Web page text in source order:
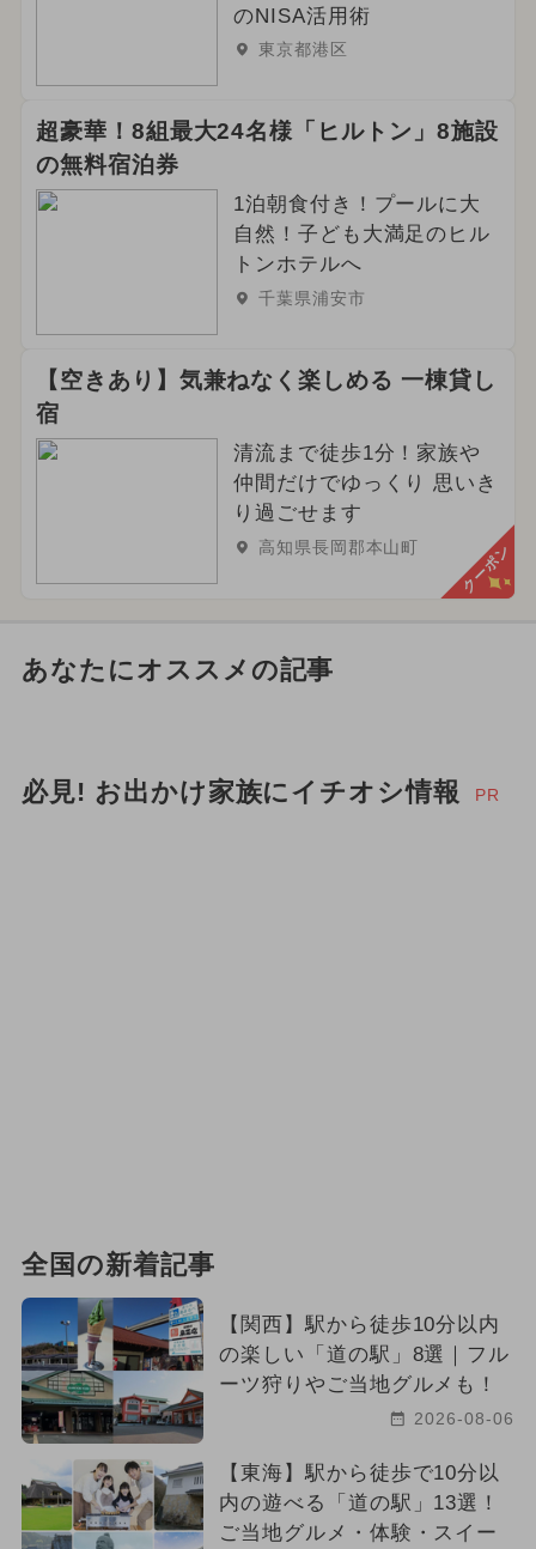
のNISA活用術
東京都港区
超豪華！8組最大24名様「ヒルトン」8施設
の無料宿泊券
1泊朝食付き！プールに大
自然！子ども大満足のヒル
トンホテルへ
千葉県浦安市
【空きあり】気兼ねなく楽しめる 一棟貸し
宿
清流まで徒歩1分！家族や
仲間だけでゆっくり 思いき
り過ごせます
高知県長岡郡本山町 クーポン
あなたにオススメの記事
必見! お出かけ家族にイチオシ情報 PR
全国の新着記事
【関西】駅から徒歩10分以内
の楽しい「道の駅」8選｜フル
ーツ狩りやご当地グルメも！
2026-08-06
【東海】駅から徒歩で10分以
内の遊べる「道の駅」13選！
ご当地グルメ・体験・スイー